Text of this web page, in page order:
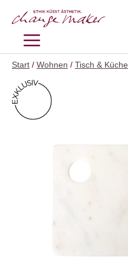
Inhalt
MENÜ
Start / Wohnen / Tisch & Küche